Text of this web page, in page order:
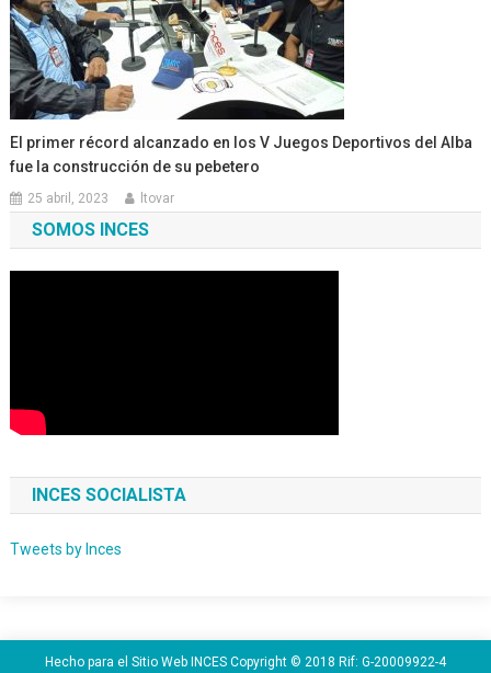
El primer récord alcanzado en los V Juegos Deportivos del Alba
fue la construcción de su pebetero
25 abril, 2023 ltovar
SOMOS INCES
INCES SOCIALISTA
Tweets by Inces
Hecho para el Sitio Web INCES Copyright © 2018 Rif: G-20009922-4